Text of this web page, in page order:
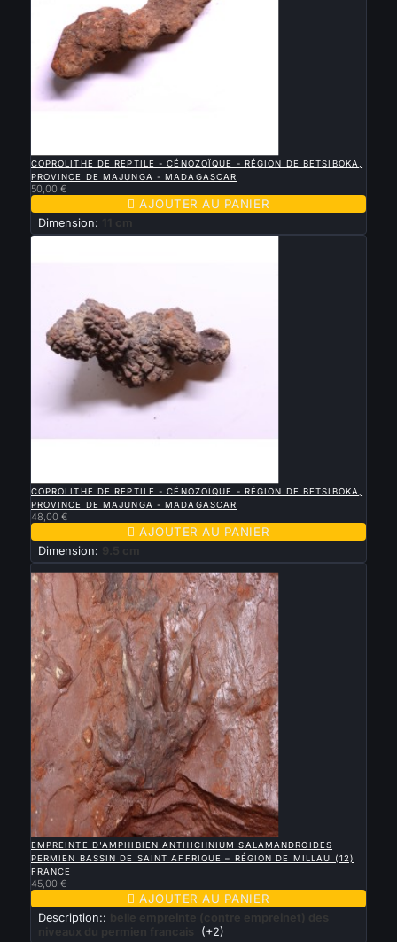
COPROLITHE DE REPTILE - CÉNOZOÏQUE - RÉGION DE BETSIBOKA,
PROVINCE DE MAJUNGA - MADAGASCAR
50,00 €
 AJOUTER AU PANIER
Dimension: 11 cm
COPROLITHE DE REPTILE - CÉNOZOÏQUE - RÉGION DE BETSIBOKA,
PROVINCE DE MAJUNGA - MADAGASCAR
48,00 €
 AJOUTER AU PANIER
Dimension: 9.5 cm
Nouveau

APERÇU RAPIDE
EMPREINTE D'AMPHIBIEN ANTHICHNIUM SALAMANDROIDES
PERMIEN BASSIN DE SAINT AFFRIQUE – RÉGION DE MILLAU (12)
FRANCE
45,00 €
 AJOUTER AU PANIER
Description::
belle empreinte (contre empreinet) des
niveaux du permien francais
(+2)